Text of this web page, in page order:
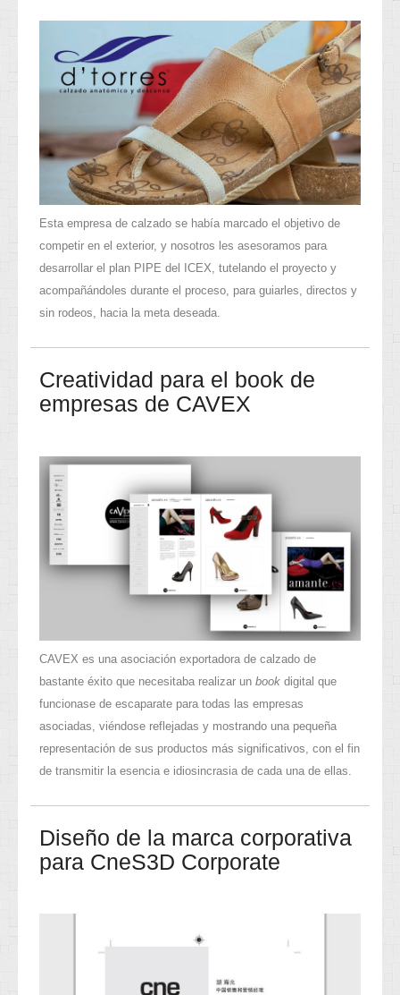
Esta empresa de calzado se había marcado el objetivo de
competir en el exterior, y nosotros les asesoramos para
desarrollar el plan PIPE del ICEX, tutelando el proyecto y
acompañándoles durante el proceso, para guiarles, directos y
sin rodeos, hacia la meta deseada.
Creatividad para el book de
empresas de CAVEX
CAVEX es una asociación exportadora de calzado de
bastante éxito que necesitaba realizar un book digital que
funcionase de escaparate para todas las empresas
asociadas, viéndose reflejadas y mostrando una pequeña
representación de sus productos más significativos, con el fin
de transmitir la esencia e idiosincrasia de cada una de ellas.
Diseño de la marca corporativa
para CneS3D Corporate